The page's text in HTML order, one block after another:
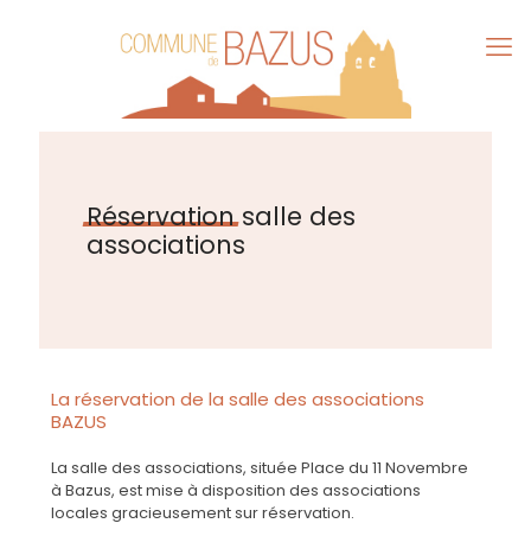
Réservationsalle des
associations
La réservation de la salle des associations
BAZUS
La salle des associations, située Place du 11 Novembre
à Bazus, est mise à disposition des associations
locales gracieusement sur réservation.